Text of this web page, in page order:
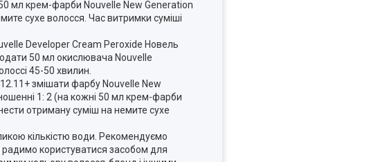
мл крем-фарби Nouvelle New Generation
сухе волосся. Час витримки суміші
Developer Cream Peroxide Новель
50 мл окислювача Nouvelle
45-50 хвилин.
змішати фарбу Nouvelle New
1: 2 (на кожні 50 мл крем-фарби
отриману суміш на немите сухе
кількістю води. Рекомендуємо
користуватися засобом для